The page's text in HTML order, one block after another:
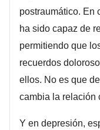
postraumático. En
ha sido capaz de
permitiendo que
recuerdos
ellos. No es que
cambia la relación
Y en depresión,